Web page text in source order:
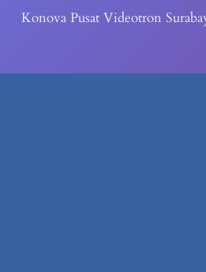
Konova Pusat Videotron